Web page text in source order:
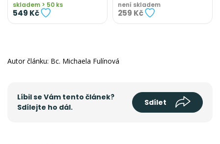
skladem > 50 ks
549 Kč
není skladem
259 Kč
Autor článku: Bc. Michaela Fulínová
Líbil se Vám tento článek?
Sdílejte ho dál.
Sdílet